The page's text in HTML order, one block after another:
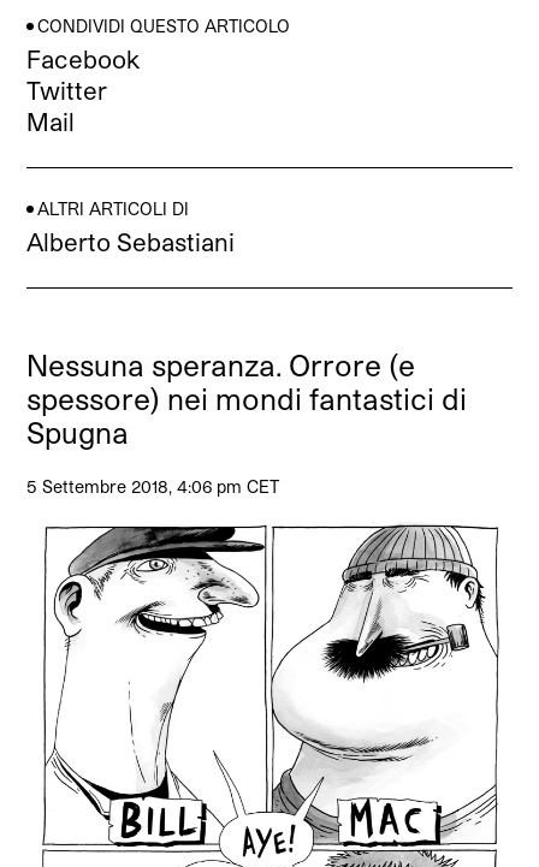
CONDIVIDI QUESTO ARTICOLO
Facebook
Twitter
Mail
ALTRI ARTICOLI DI
Alberto Sebastiani
Nessuna speranza. Orrore (e
spessore) nei mondi fantastici di
Spugna
5 Settembre 2018, 4:06 pm CET